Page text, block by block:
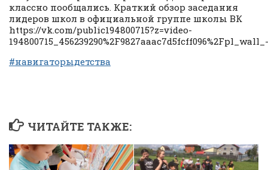
классно пообщались. Краткий обзор заседания
лидеров школ в официальной группе школы ВК
https://vk.com/public194800715?z=video-
#навигаторыдетства
ЧИТАЙТЕ ТАКЖЕ: